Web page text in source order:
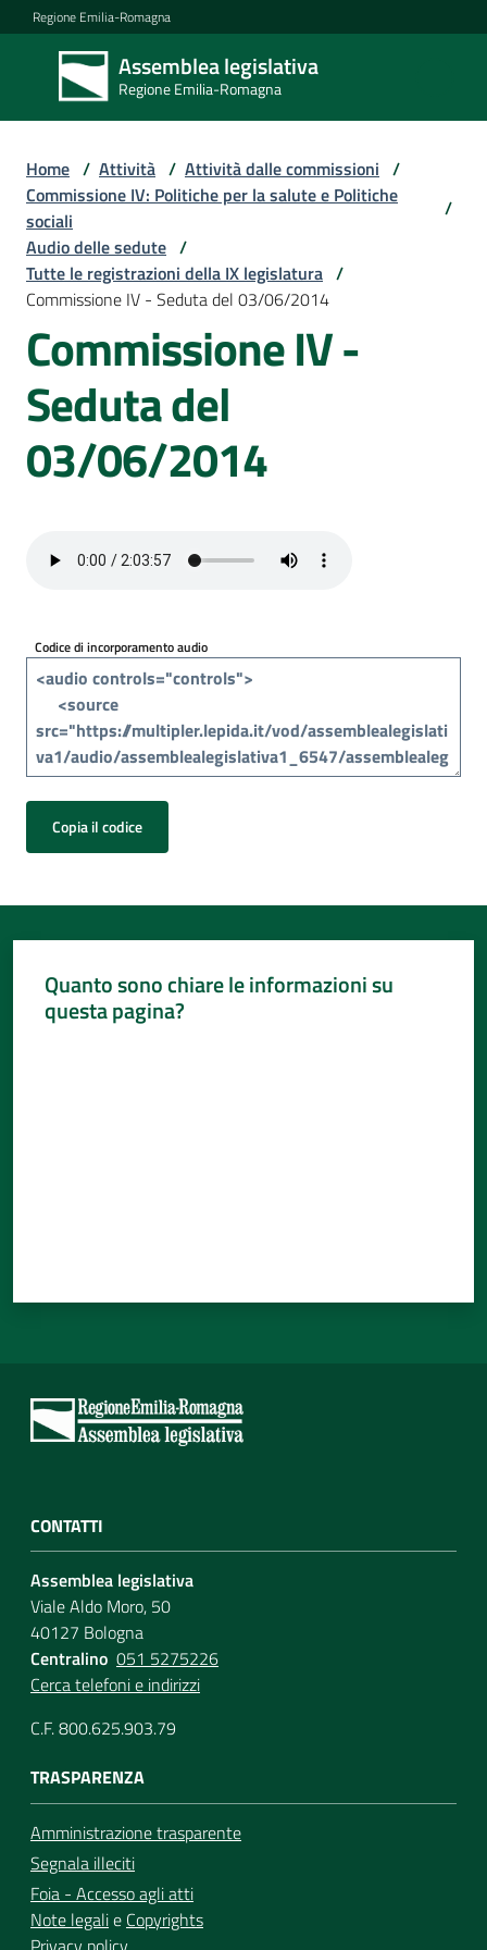
Vai al contenuto
Vai alla navigazione
Vai al footer
Regione Emilia-Romagna
Assemblea legislativa
Regione Emilia-Romagna
Assemblea
legislativa
Regione Emilia-
Assemblea
Argomenti
cittadini
Home / Attività / Attività dalle commissioni /
Commissione IV: Politiche per la salute e Politiche
sociali
/
Audio delle sedute /
Tutte le registrazioni della IX legislatura /
Commissione IV - Seduta del 03/06/2014
Commissione IV -
Seduta del
03/06/2014
Codice di incorporamento audio
Copia il codice
Quanto sono chiare le informazioni su
questa pagina?
CONTATTI
Assemblea legislativa
Viale Aldo Moro, 50
40127 Bologna
Centralino 051 5275226
Cerca telefoni e indirizzi
C.F. 800.625.903.79
TRASPARENZA
Amministrazione trasparente
Segnala illeciti
Foia - Accesso agli atti
Note legalie Copyrights